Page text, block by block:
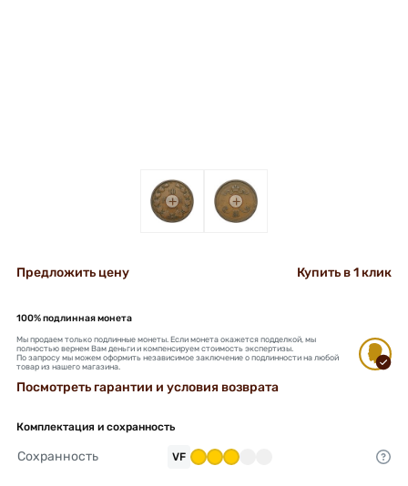
+ +
Предложить цену Купить в 1 клик
100% подлинная монета
Мы продаем только подлинные монеты. Если монета окажется подделкой, мы
полностью вернем Вам деньги и компенсируем стоимость экспертизы.
По запросу мы можем оформить независимое заключение о подлинности на любой
товар из нашего магазина.
Посмотреть гарантии и условия возврата
Комплектация и сохранность
Сохранность VF